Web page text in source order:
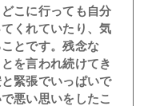
こに行っても自分
くれていたり、気
とです。残念な
を言われ続けてき
緊張でいっぱいで
悪い思いをしたこ